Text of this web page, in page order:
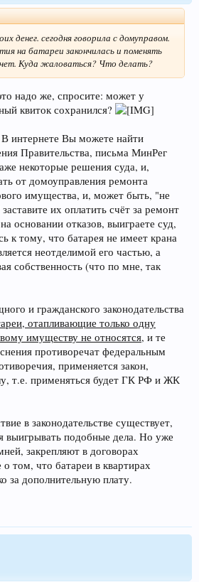
денег. сегодня говорила с домуправом.
на батареи закончилась и поменять
Куда жаловаться? Что делать?
надо же, спросите: может у
квиток сохранился?
интернете Вы можете найти
Правительства, письма МинРег
некоторые решения суда, и,
от домоуправления ремонта
имущества, и, может быть, "не
их оплатить счёт за ремонт
основании отказов, выиграете суд,
к тому, что батарея не имеет крана
неотделимой его частью, а
собственность (что по мне, так
и гражданского законодательства
отапливающие только одну
имуществу не относятся, и те
противоречат федеральным
применяется закон,
т.е. применяться будет ГК РФ и ЖК
в законодательстве существует,
выигрывать подобные дела. Но уже
закрепляют в договорах
том, что батареи в квартирах
за дополнительную плату.